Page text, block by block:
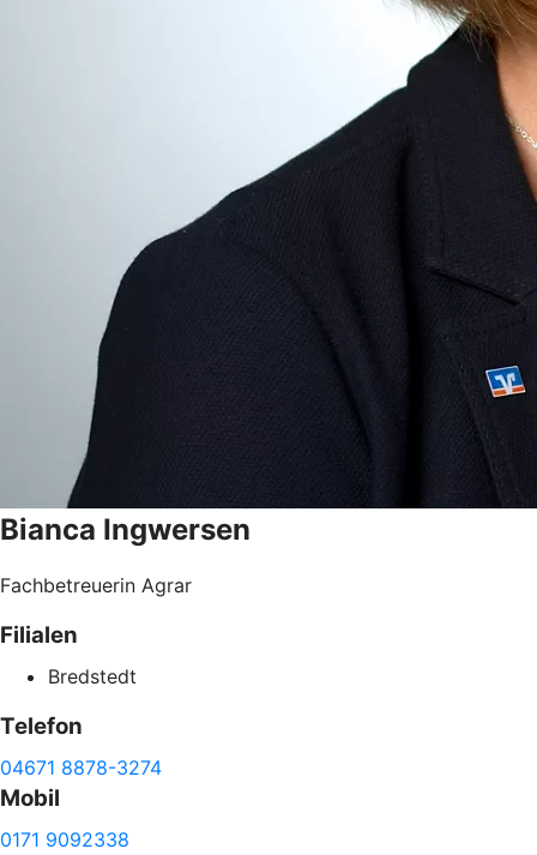
Bianca Ingwersen
Fachbetreuerin Agrar
Filialen
Bredstedt
Telefon
04671 8878-3274
Mobil
0171 9092338